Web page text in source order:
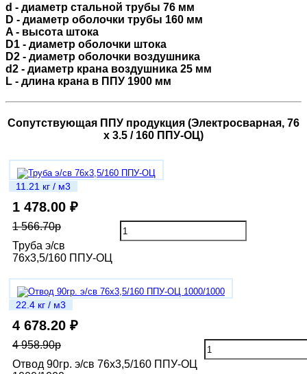
d - диаметр стальной трубы 76 мм
D - диаметр оболочки трубы 160 мм
A - высота штока
D1 - диаметр оболочки штока
D2 - диаметр оболочки воздушника
d2 - диаметр крана воздушника 25 мм
L - длина крана в ППУ 1900 мм
Сопутствующая ППУ продукция (Электросварная, 76
х 3.5 / 160 ППУ-ОЦ)
11.21 кг / м3
1 478.00 ₽
1 566.70р
Труба э/св
76х3,5/160 ППУ-ОЦ
22.4 кг / м3
4 678.20 ₽
4 958.90р
Отвод 90гр. э/св 76х3,5/160 ППУ-ОЦ